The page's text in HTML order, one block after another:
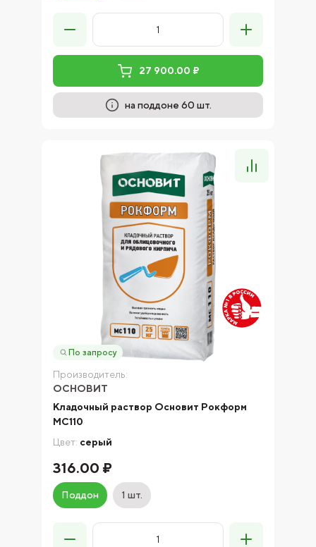
27 900.00 ₽
на поддоне 60 шт.
По запросу
Производитель:
ОСНОВИТ
Кладочный раствор Основит Рокформ
МС110
Цвет: серый
316.00 ₽
Поддон 1 шт.